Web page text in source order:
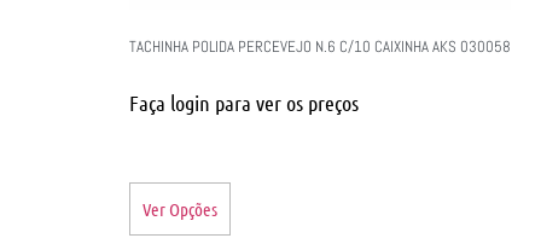
TACHINHA POLIDA PERCEVEJO N.6 C/10 CAIXINHA AKS 030058
Faça login para ver os preços
Ver Opções